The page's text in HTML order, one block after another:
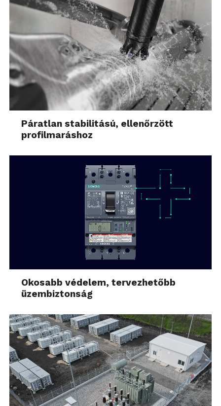
Páratlan stabilitású, ellenőrzött
profilmaráshoz
Okosabb védelem, tervezhetőbb
üzembiztonság